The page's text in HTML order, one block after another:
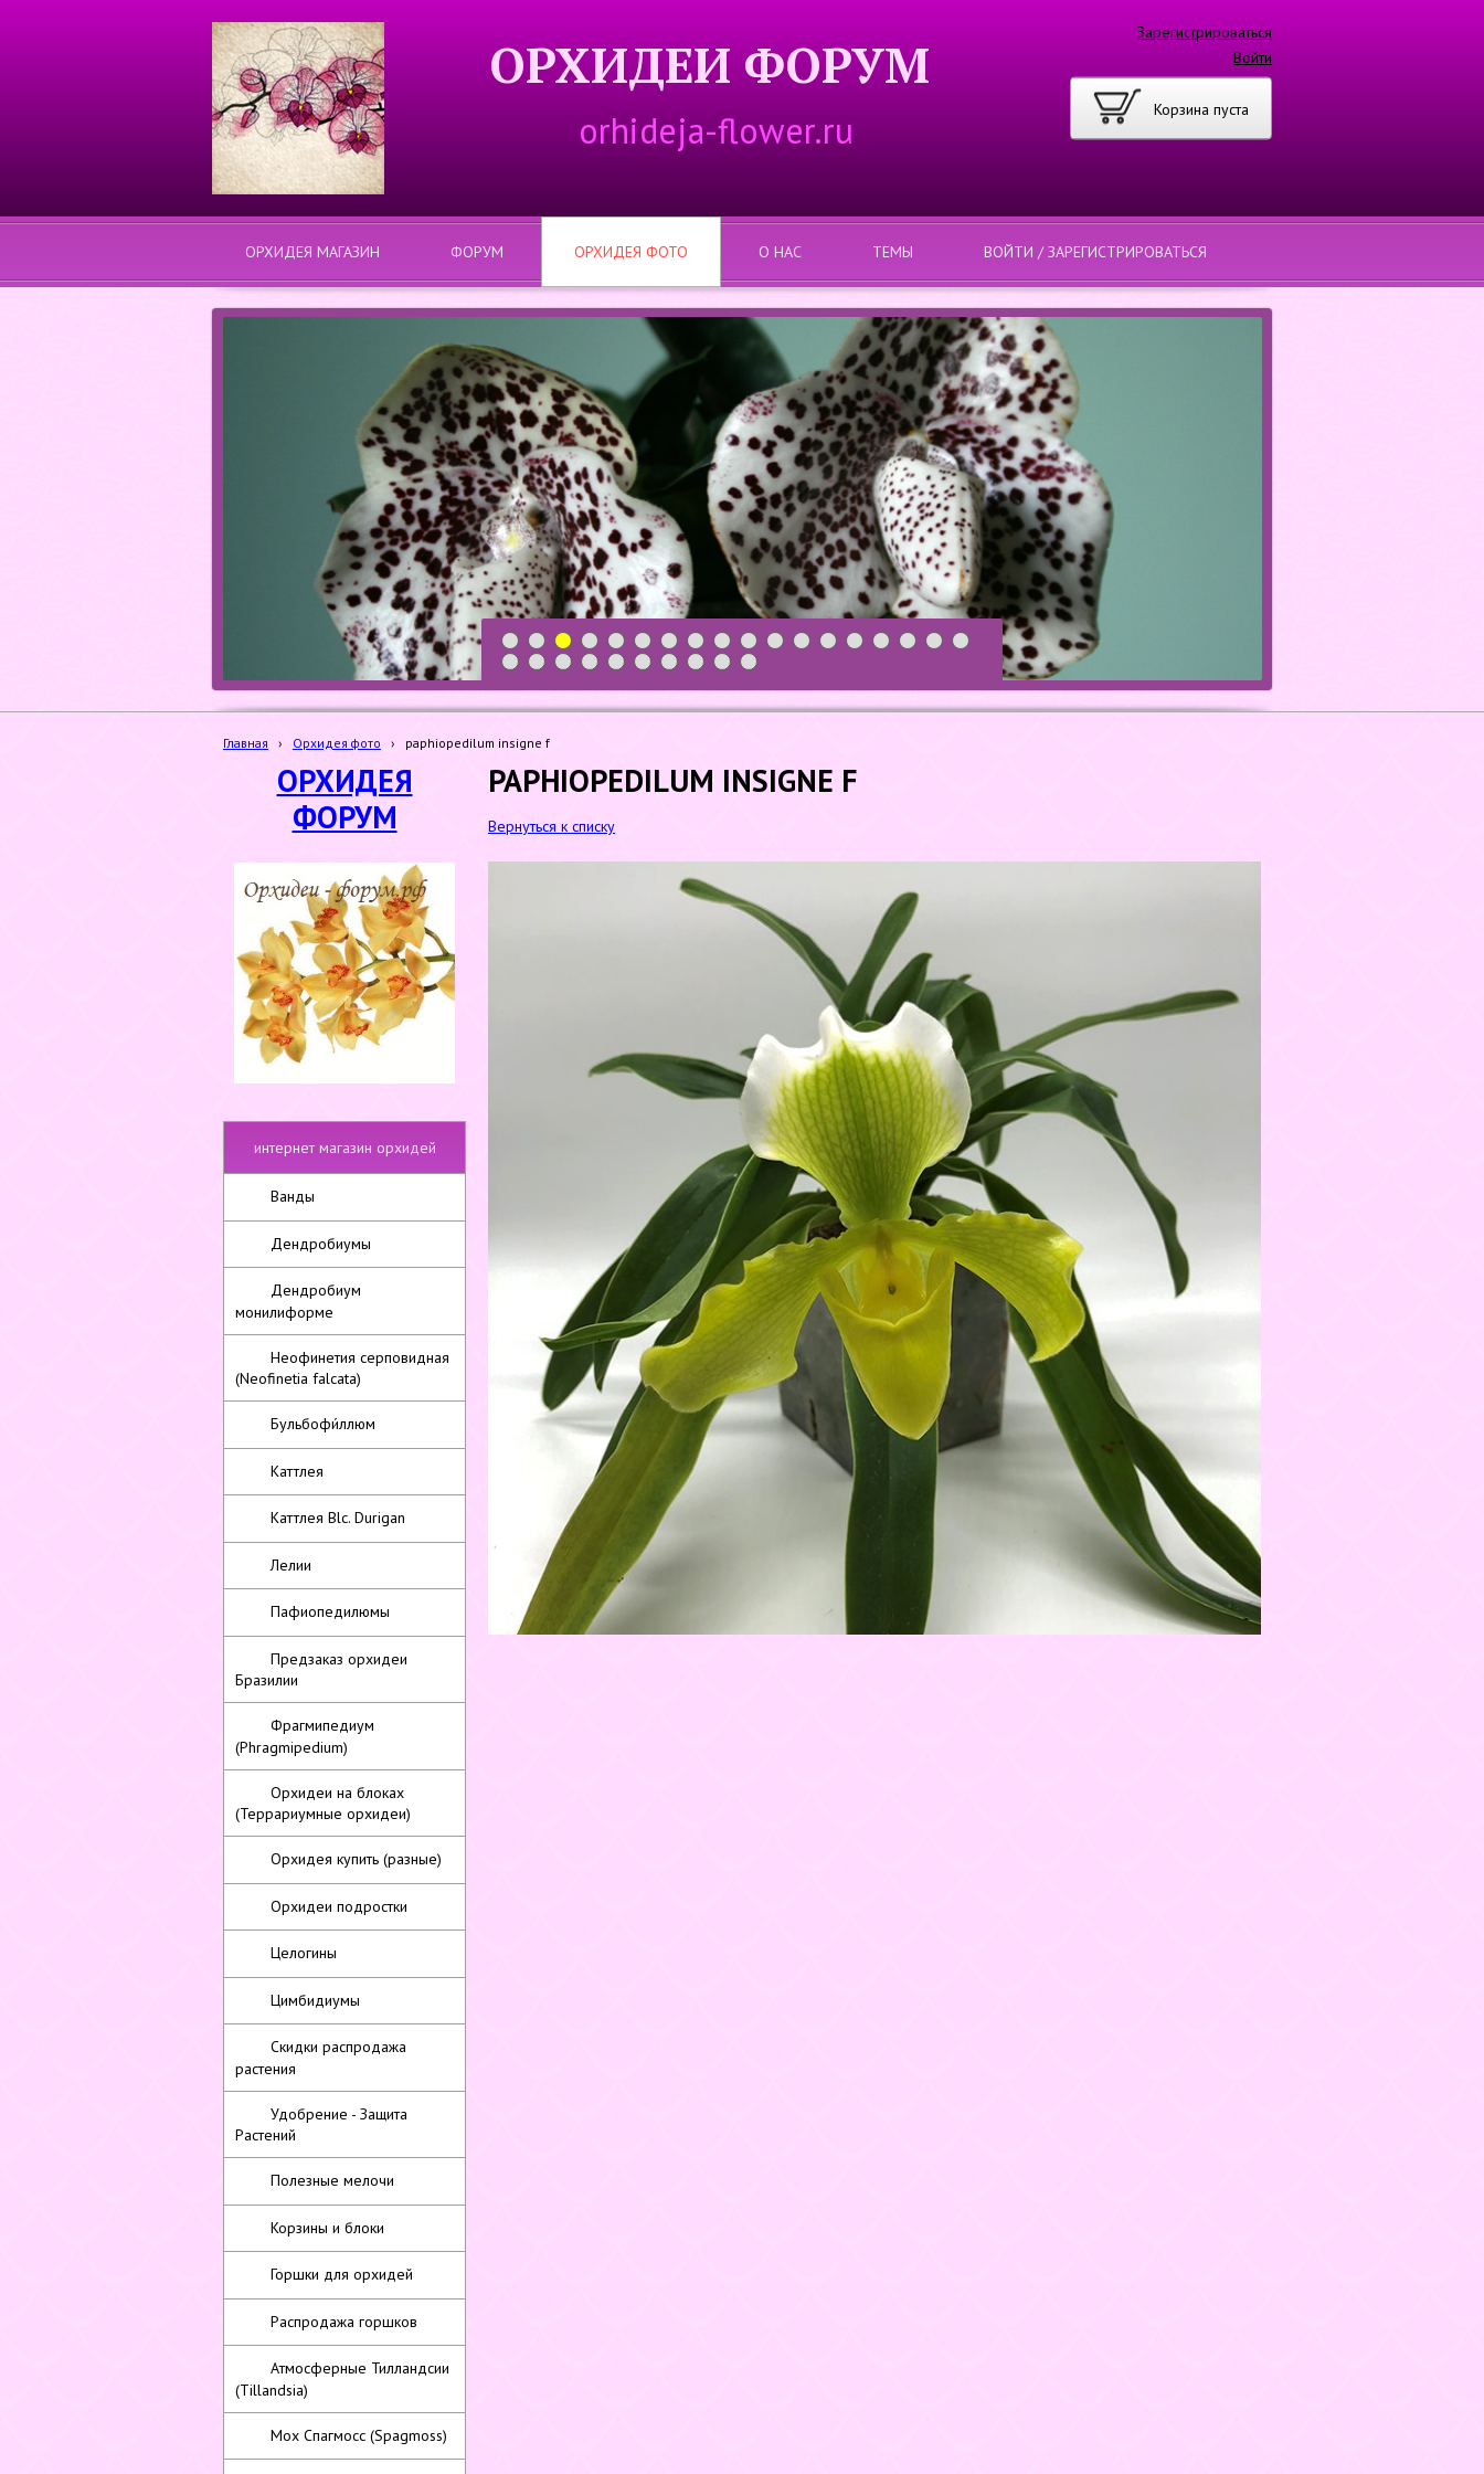
Корзина пуста
Зарегистрироваться
Войти
ОРХИДЕИ ФОРУМ
orhideja-flower.ru
ОРХИДЕЯ МАГАЗИН ФОРУМ ОРХИДЕЯ ФОТО О НАС ТЕМЫ ВОЙТИ / ЗАРЕГИСТРИРОВАТЬСЯ
1 2 3 4 5 6 7 8 9 10 11 12 13 14 15 16 17 18
19 20 21 22 23 24 25 26 27 28
Главная › Орхидея фото › paphiopedilum insigne f
ОРХИДЕЯ
ФОРУМ
интернет магазин орхидей
Ванды
Дендробиумы
Дендробиум
монилиформе
Неофинетия серповидная
(Neofinetia falcata)
Бульбофи́ллюм
Каттлея
Каттлея Blc. Durigan
Лелии
Пафиопедилюмы
Предзаказ орхидеи
Бразилии
Фрагмипедиум
(Phragmipedium)
Орхидеи на блоках
(Террариумные орхидеи)
Орхидея купить (разные)
Орхидеи подростки
Целогины
Цимбидиумы
Скидки распродажа
растения
Удобрение - Защита
Растений
Полезные мелочи
Корзины и блоки
Горшки для орхидей
Распродажа горшков
Атмосферные Тилландсии
(Tillandsia)
Мох Спагмосс (Spagmoss)
PAPHIOPEDILUM INSIGNE F
Вернуться к списку